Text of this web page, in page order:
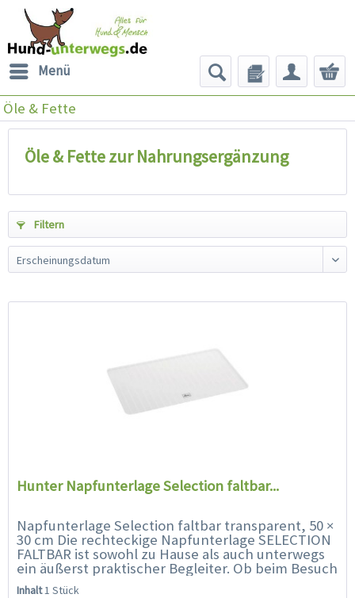
Menü
Öle & Fette
Öle & Fette zur Nahrungsergänzung
Filtern
Hunter Napfunterlage Selection faltbar...
Napfunterlage Selection faltbar transparent, 50 ×
30 cm Die rechteckige Napfunterlage SELECTION
FALTBAR ist sowohl zu Hause als auch unterwegs
ein äußerst praktischer Begleiter. Ob beim Besuch
bei Freunden, bei der Familie oder auf...
Inhalt1 Stück